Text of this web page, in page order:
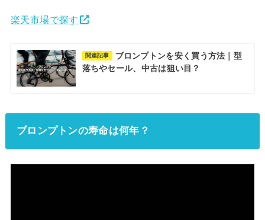
楽天市場で探す
関連記事
ブロンプトンを安く買う方法｜型
落ちやセール、中古は狙い目？
ブロンプトンの寿命は何年？